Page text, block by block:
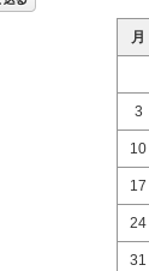
月
3
10
17
24
31